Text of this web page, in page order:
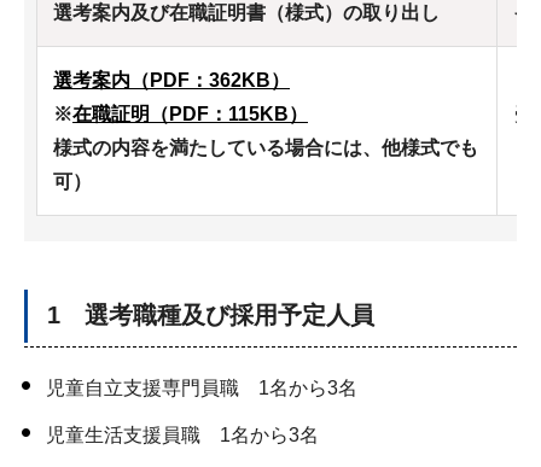
選考案内及び在職証明書（様式）の取り出し イ
選考案内（PDF：362KB）
※在職証明（PDF：115KB）
様式の内容を満たしている場合には、他様式でも
可）
受
1 選考職種及び採用予定人員
児童自立支援専門員職 1名から3名
児童生活支援員職 1名から3名